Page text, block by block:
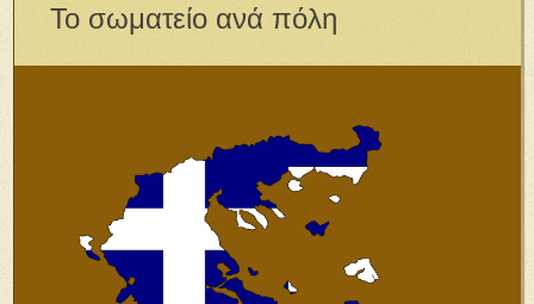
Το σωματείο ανά πόλη